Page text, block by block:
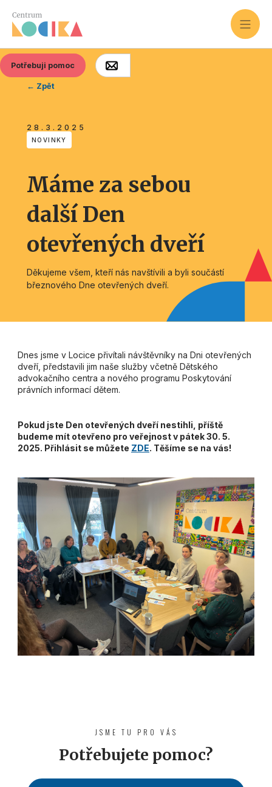
Potřebuji pomoc
← Zpět
28.3.2025
NOVINKY
Máme za sebou
další Den
otevřených dveří
Děkujeme všem, kteří nás navštívili a byli součástí
březnového Dne otevřených dveří.
Dnes jsme v Locice přivítali návštěvníky na Dni otevřených
dveří, představili jim naše služby včetně Dětského
advokačního centra a nového programu Poskytování
právních informací dětem.
Pokud jste Den otevřených dveří nestihli, příště
budeme mít otevřeno pro veřejnost v pátek 30. 5.
2025. Přihlásit se můžete ZDE. Těšíme se na vás!
JSME TU PRO VÁS
Potřebujete pomoc?